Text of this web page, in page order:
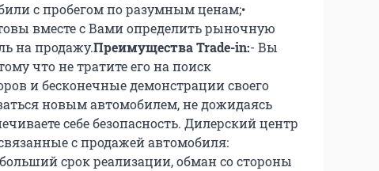
с пробегом по разумным ценам;•
вместе с Вами определить рыночную
на продажу.Преимущества Trade-in:- Вы
что не тратите его на поиск
и бесконечные демонстрации своего
новым автомобилем, не дожидаясь
себе безопасность. Дилерский центр
с продажей автомобиля:
срок реализации, обман со стороны